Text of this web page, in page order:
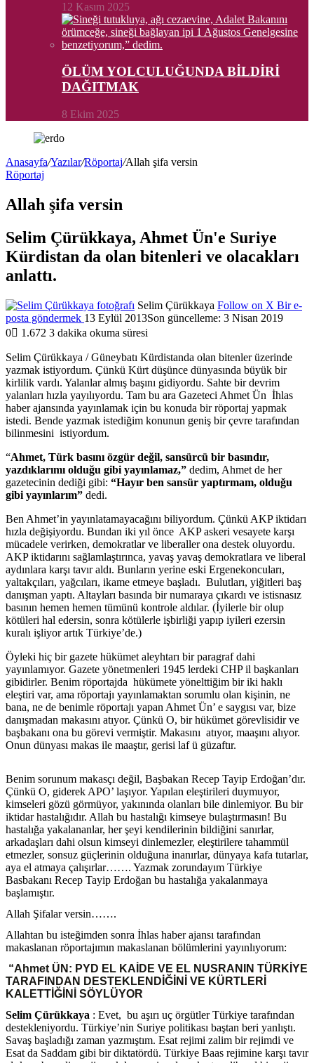
12 Kasım 2025
ÖLÜM YOLCULUĞUNDA BİLDİRİ
DAĞITMAK
8 Ekim 2025
Anasayfa/Yazılar/Röportaj/Allah şifa versin
Röportaj
Allah şifa versin
Selim Çürükkaya, Ahmet Ün'e Suriye
Kürdistan da olan bitenleri ve olacakları
anlattı.
Selim Çürükkaya Follow on X Bir e-
posta göndermek 13 Eylül 2013Son güncelleme: 3 Nisan 2019
0
1.672 3 dakika okuma süresi
Selim Çürükkaya / Güneybatı Kürdistanda olan bitenler üzerinde
yazmak istiyordum. Çünkü Kürt düşünce dünyasında büyük bir
kirlilik vardı. Yalanlar almış başını gidiyordu. Sahte bir devrim
yalanları hızla yayılıyordu. Tam bu ara Gazeteci Ahmet Ün İhlas
haber ajansında yayınlamak için bu konuda bir röportaj yapmak
istedi. Bende yazmak istediğim konunun geniş bir çevre tarafından
bilinmesini istiyordum.
“Ahmet, Türk basını özgür değil, sansürcü bir basındır,
yazdıklarımı olduğu gibi yayınlamaz,” dedim, Ahmet de her
gazetecinin dediği gibi: “Hayır ben sansür yaptırmam, olduğu
gibi yayınlarım” dedi.
Ben Ahmet’in yayınlatamayacağını biliyordum. Çünkü AKP iktidarı
hızla değişiyordu. Bundan iki yıl önce AKP askeri vesayete karşı
mücadele verirken, demokratlar ve liberaller ona destek oluyordu.
AKP iktidarını sağlamlaştırınca, yavaş yavaş demokratlara ve liberal
aydınlara karşı tavır aldı. Bunların yerine eski Ergenekoncuları,
yaltakçıları, yağcıları, ikame etmeye başladı. Bulutları, yiğitleri baş
danışman yaptı. Altayları basında bir numaraya çıkardı ve istisnasız
basının hemen hemen tümünü kontrole aldılar. (İyilerle bir olup
kötüleri hal edersin, sonra kötülerle işbirliği yapıp iyileri ezersin
kuralı işliyor artık Türkiye’de.)
Öyleki hiç bir gazete hükümet aleyhtarı bir paragraf dahi
yayınlamıyor. Gazete yönetmenleri 1945 lerdeki CHP il başkanları
gibidirler. Benim röportajda hükümete yönelttiğim bir iki haklı
eleştiri var, ama röportajı yayınlamaktan sorumlu olan kişinin, ne
bana, ne de benimle röportajı yapan Ahmet Ün’ e saygısı var, bize
danışmadan makasını atıyor. Çünkü O, bir hükümet görevlisidir ve
başbakanı ona bu görevi vermiştir. Makasını atıyor, maaşını alıyor.
Onun dünyası makas ile maaştır, gerisi laf ü güzaftır.
Benim sorunum makasçı değil, Başbakan Recep Tayip Erdoğan’dır.
Çünkü O, giderek APO’ laşıyor. Yapılan eleştirileri duymuyor,
kimseleri gözü görmüyor, yakınında olanları bile dinlemiyor. Bu bir
iktidar hastalığıdır. Allah bu hastalığı kimseye bulaştırmasın! Bu
hastalığa yakalananlar, her şeyi kendilerinin bildiğini sanırlar,
arkadaşları dahi olsun kimseyi dinlemezler, eleştirilere tahammül
etmezler, sonsuz güçlerinin olduğuna inanırlar, dünyaya kafa tutarlar,
aya el atmaya çalışırlar……. Yazmak zorundayım Türkiye
Basbakanı Recep Tayip Erdoğan bu hastalığa yakalanmaya
başlamıştır.
Allah Şifalar versin…….
Allahtan bu isteğimden sonra İhlas haber ajansı tarafından
makaslanan röportajımın makaslanan bölümlerini yayınlıyorum:
“Ahmet ÜN: PYD EL KAİDE VE EL NUSRANIN TÜRKİYE
TARAFINDAN DESTEKLENDİĞİNİ VE KÜRTLERİ
KALETTİĞİNİ SÖYLÜYOR
Selim Çürükkaya : Evet, bu aşırı uç örgütler Türkiye tarafından
destekleniyordu. Türkiye’nin Suriye politikası baştan beri yanlıştı.
Savaş başladığı zaman yazmıştım. Esat rejimi zalim bir rejimdi ve
Esat da Saddam gibi bir diktatördü. Türkiye Baas rejimine karşı tavır